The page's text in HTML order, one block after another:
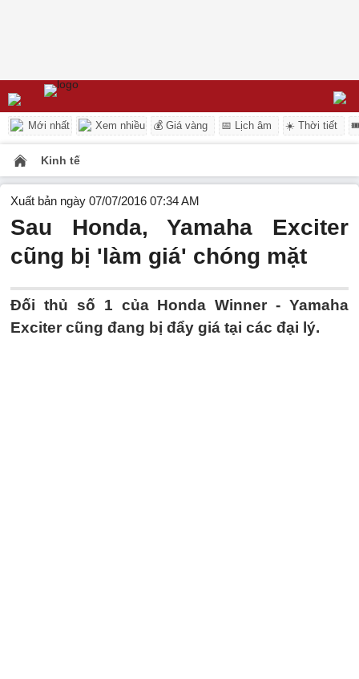
Mới nhất Xem nhiều 💰 Giá vàng 📅 Lịch âm ☀️ Thời tiết
Kinh tế
Xuất bản ngày 07/07/2016 07:34 AM
Sau Honda, Yamaha Exciter
cũng bị 'làm giá' chóng mặt
Đối thủ số 1 của Honda Winner - Yamaha
Exciter cũng đang bị đẩy giá tại các đại lý.